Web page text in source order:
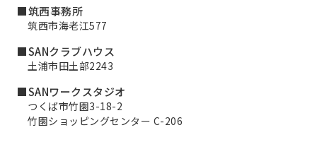
■筑西事務所
筑西市海老江577
■SANクラブハウス
土浦市田土部2243
■SANワークスタジオ
つくば市竹園3-18-2
竹園ショッピングセンター C-206